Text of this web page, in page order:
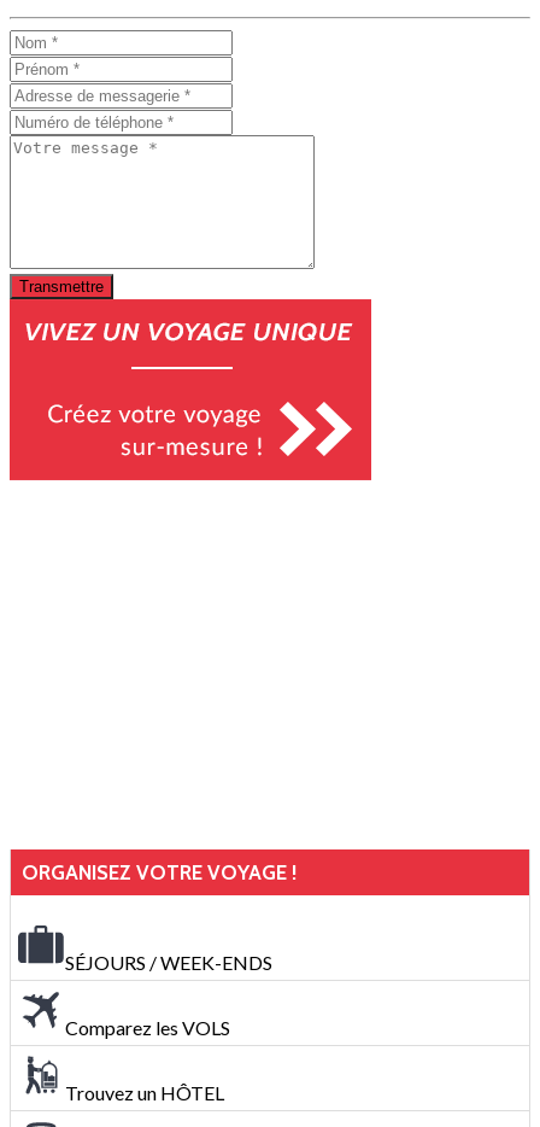
ORGANISEZ VOTRE VOYAGE !
SÉJOURS / WEEK-ENDS
Comparez les VOLS
Trouvez un HÔTEL